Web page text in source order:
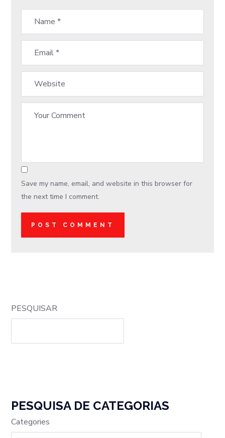
Save my name, email, and website in this browser for
the next time I comment.
PESQUISAR
PESQUISA DE CATEGORIAS
Categories